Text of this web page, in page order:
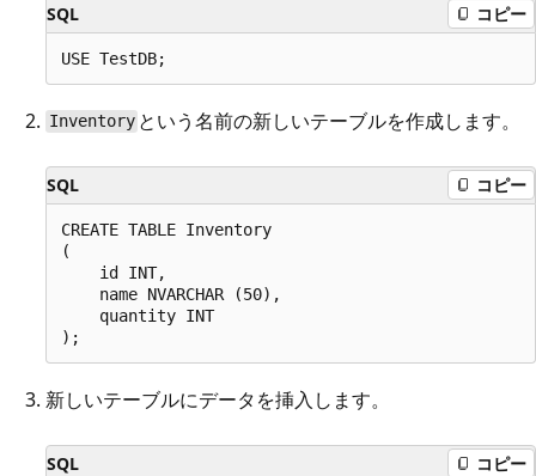
SQL コピー
Inventory という名前の新しいテーブルを作成します。
SQL コピー
CREATE TABLE Inventory
(
    id INT,
    name NVARCHAR (50),
    quantity INT
新しいテーブルにデータを挿入します。
SQL コピー